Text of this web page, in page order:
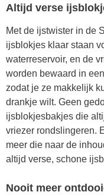
Altijd verse
Met de ijstwister in de
ijsblokjes klaar staan
waterreservoir, en de
worden bewaard in
zodat je ze makkelijk
drankje wilt. Geen
ijsblokjesbakjes die
vriezer rondslingeren.
meer die naar de
altijd verse, schone
Nooit meer